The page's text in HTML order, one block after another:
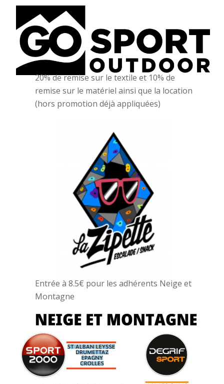
20% de remise sur le textile et 10% de
remise sur le matériel ainsi que la location
(hors promotion déjà appliquées)
Entrée à 8.5€ pour les adhérents Neige et
Montagne